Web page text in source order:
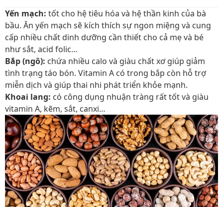
Yến mạch: tốt cho hệ tiêu hóa và hệ thần kinh của bà
bầu. Ăn yến mạch sẽ kích thích sự ngon miệng và cung
cấp nhiều chất dinh dưỡng cần thiết cho cả mẹ và bé
như sắt, acid folic…
Bắp (ngô): chứa nhiều calo và giàu chất xơ giúp giảm
tình trạng táo bón. Vitamin A có trong bắp còn hỗ trợ
miễn dịch và giúp thai nhi phát triển khỏe mạnh.
Khoai lang: có công dụng nhuận tràng rất tốt và giàu
vitamin A, kẽm, sắt, canxi…